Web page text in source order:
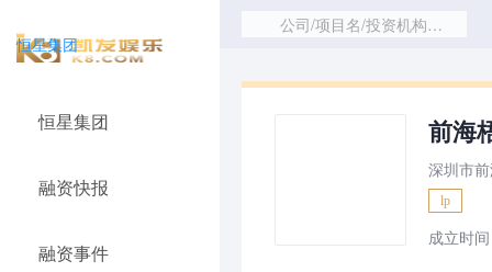
恒星集团
恒星集团
融资快报
融资事件
公司/项目名/投资机构/赛道
前海
深圳市
lp
成立时